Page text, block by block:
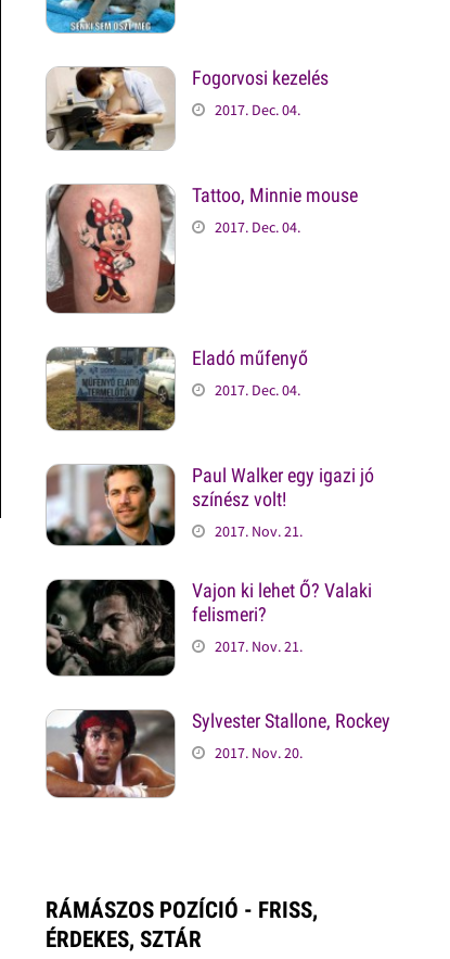
Fogorvosi kezelés
2017. Dec. 04.
Tattoo, Minnie mouse
2017. Dec. 04.
Eladó műfenyő
2017. Dec. 04.
Paul Walker egy igazi jó
színész volt!
2017. Nov. 21.
Vajon ki lehet Ő? Valaki
felismeri?
2017. Nov. 21.
Sylvester Stallone, Rockey
2017. Nov. 20.
RÁMÁSZOS POZÍCIÓ - FRISS,
ÉRDEKES, SZTÁR